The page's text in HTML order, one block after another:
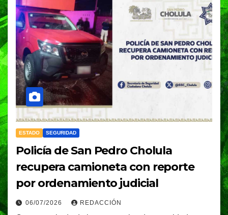
ESTADO SEGURIDAD
Policía de San Pedro Cholula
recupera camioneta con reporte
por ordenamiento judicial
06/07/2026 REDACCIÓN